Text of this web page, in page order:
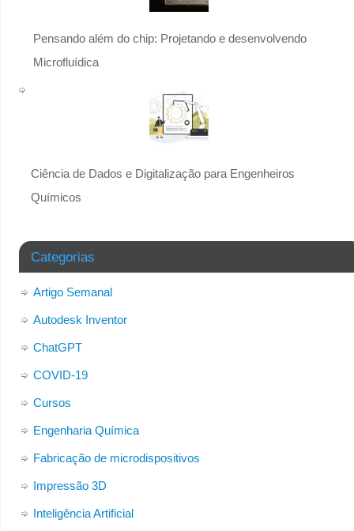
Pensando além do chip: Projetando e desenvolvendo
Microfluídica
Ciência de Dados e Digitalização para Engenheiros
Químicos
Categorias
Artigo Semanal
Autodesk Inventor
ChatGPT
COVID-19
Cursos
Engenharia Química
Fabricação de microdispositivos
Impressão 3D
Inteligência Artificial